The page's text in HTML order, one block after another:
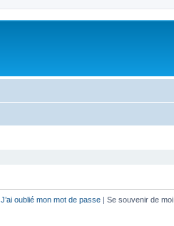
J’ai oublié mon mot de passe | Se souvenir de moi